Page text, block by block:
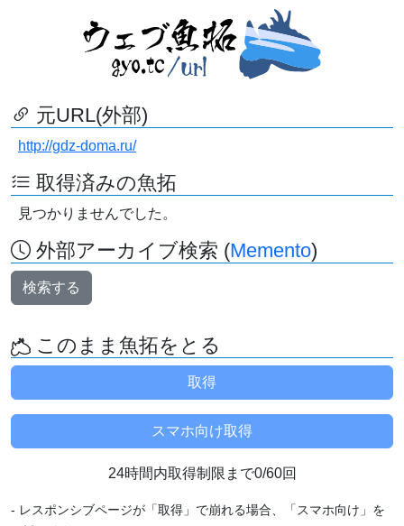
元URL(外部)
http://gdz-doma.ru/
取得済みの魚拓
見つかりませんでした。
外部アーカイブ検索 (Memento)
検索する
このまま魚拓をとる
24時間内取得制限まで0/60回
- レスポンシブページが「取得」で崩れる場合、「スマホ向け」を